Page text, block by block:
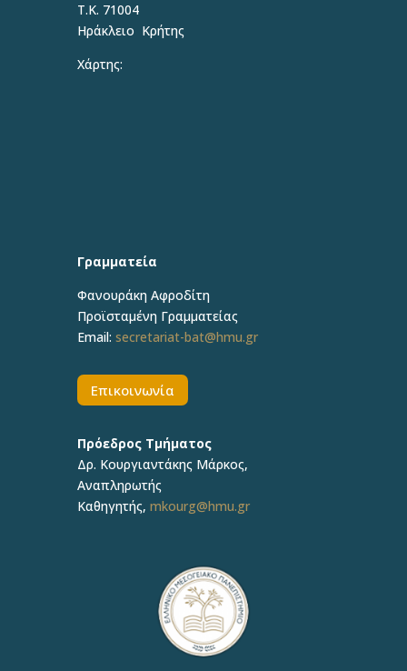
Τ.Κ. 71004
Ηράκλειο Κρήτης
Χάρτης:
Γραμματεία
Φανουράκη Αφροδίτη
Προϊσταμένη Γραμματείας
Email: secretariat-bat@hmu.gr
Επικοινωνία
Πρόεδρος Τμήματος
Δρ. Κουργιαντάκης Μάρκος,
Αναπληρωτής
Καθηγητής, mkourg@hmu.gr